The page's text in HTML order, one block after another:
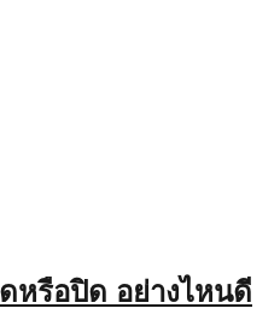
หรือปิด อย่างไหนดี